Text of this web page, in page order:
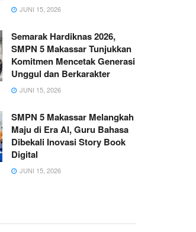
JUNI 15, 2026
Semarak Hardiknas 2026,
SMPN 5 Makassar Tunjukkan
Komitmen Mencetak Generasi
Unggul dan Berkarakter
JUNI 15, 2026
SMPN 5 Makassar Melangkah
Maju di Era AI, Guru Bahasa
Dibekali Inovasi Story Book
Digital
JUNI 15, 2026